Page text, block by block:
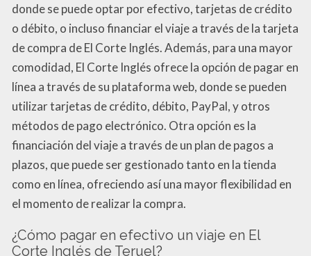
donde se puede optar por efectivo, tarjetas de crédito
o débito, o incluso financiar el viaje a través de la tarjeta
de compra de El Corte Inglés. Además, para una mayor
comodidad, El Corte Inglés ofrece la opción de pagar en
línea a través de su plataforma web, donde se pueden
utilizar tarjetas de crédito, débito, PayPal, y otros
métodos de pago electrónico. Otra opción es la
financiación del viaje a través de un plan de pagos a
plazos, que puede ser gestionado tanto en la tienda
como en línea, ofreciendo así una mayor flexibilidad en
el momento de realizar la compra.
¿Cómo pagar en efectivo un viaje en El
Corte Inglés de Teruel?